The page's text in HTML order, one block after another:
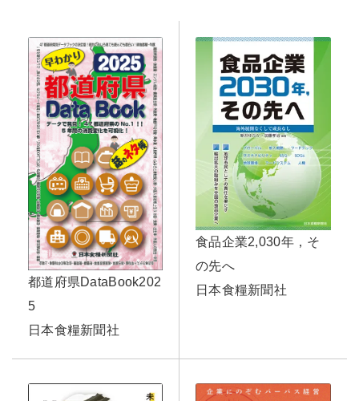
都道府県DataBook202
5
日本食糧新聞社
食品企業2,030年，そ
の先へ
日本食糧新聞社